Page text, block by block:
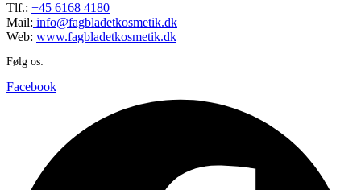
Tlf.: +45 6168 4180
Mail: info@fagbladetkosmetik.dk
Web: www.fagbladetkosmetik.dk
Følg os:
Facebook